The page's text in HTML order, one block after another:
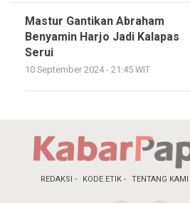
Mastur Gantikan Abraham
Benyamin Harjo Jadi Kalapas
Serui
10 September 2024 - 21:45 WIT
REDAKSI KODE ETIK TENTANG KAMI